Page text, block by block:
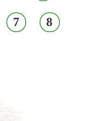
7 8